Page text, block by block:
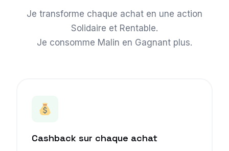
Je transforme chaque achat en une action
Solidaire et Rentable.
Je consomme Malin en Gagnant plus.
Cashback sur chaque achat